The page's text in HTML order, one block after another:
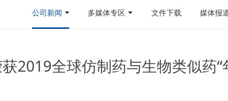
公司新闻 多媒体专区 文件下载 媒体报
2019全球仿制药与生物类似药